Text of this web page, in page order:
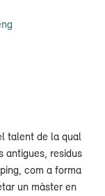
talent de la qual
antigues, residus
com a forma
un màster en